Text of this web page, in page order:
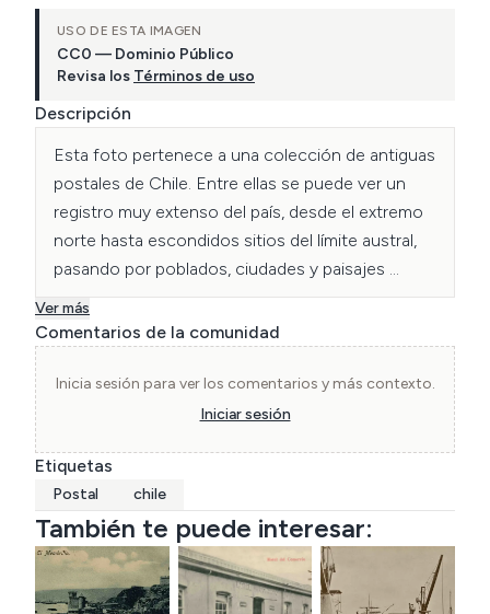
USO DE ESTA IMAGEN
CC0 — Dominio Público
Revisa los Términos de uso
Descripción
Esta foto pertenece a una colección de antiguas
postales de Chile. Entre ellas se puede ver un
registro muy extenso del país, desde el extremo
norte hasta escondidos sitios del límite austral,
pasando por poblados, ciudades y paisajes
naturales.
Ver más
Comentarios de la comunidad
Inicia sesión para ver los comentarios y más contexto.
Iniciar sesión
Etiquetas
Postal chile
También te puede interesar: